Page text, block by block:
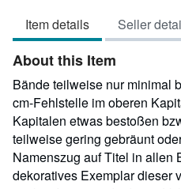
5
stars
Item details Seller
About this Item
Bände teilweise nur minimal
cm-Fehlstelle im oberen
Kapitalen etwas bestoßen
teilweise gering gebräunt
Namenszug auf Titel in allen
dekoratives Exemplar dieser